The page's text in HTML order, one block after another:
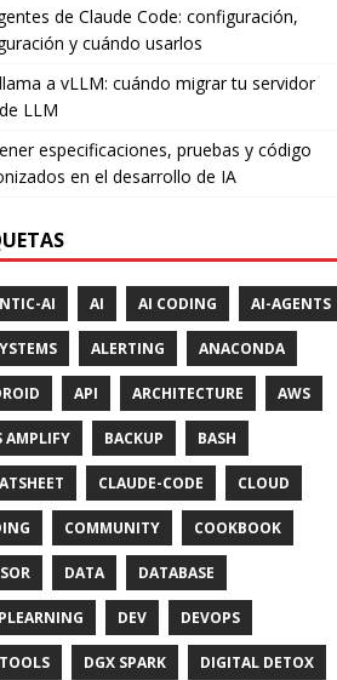
de Claude Code: configuración,
y cuándo usarlos
a vLLM: cuándo migrar tu servidor
LLM
especificaciones, pruebas y código
en el desarrollo de IA
AI AI AI CODING AI-AGENTS
ALERTING ANACONDA
API ARCHITECTURE AWS
AMPLIFY BACKUP BASH
CLAUDE-CODE CLOUD
COMMUNITY COOKBOOK
DATA DATABASE
DEV DEVOPS
DGX SPARK DIGITAL DETOX